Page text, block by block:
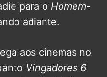
para o Homem-
adiante.
aos cinemas no
Vingadores 6